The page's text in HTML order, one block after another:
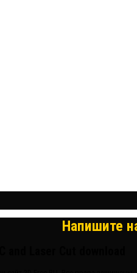
Напишите